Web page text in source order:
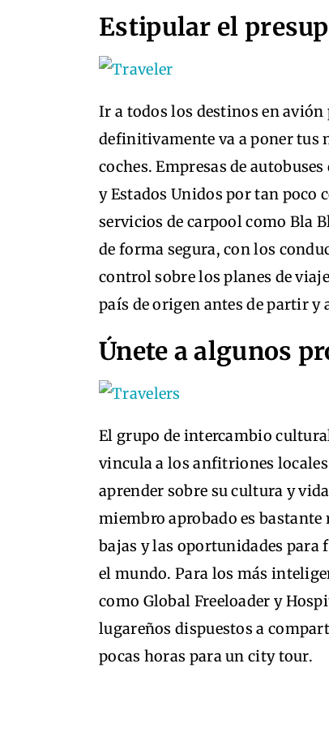
Estipular el
Ir a todos los destinos en
definitivamente va a poner tus
coches. Empresas de
y Estados Unidos por tan poco
servicios de carpool como Bla
de forma segura, con los
control sobre los planes de
país de origen antes de partir y
Únete a algunos
El grupo de intercambio
vincula a los anfitriones locales
aprender sobre su cultura y
miembro aprobado es
bajas y las oportunidades para
el mundo. Para los más
como Global Freeloader y
lugareños dispuestos a
pocas horas para un city tour.